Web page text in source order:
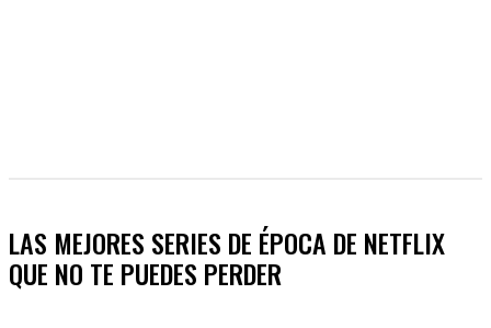
LAS MEJORES SERIES DE ÉPOCA DE NETFLIX
QUE NO TE PUEDES PERDER